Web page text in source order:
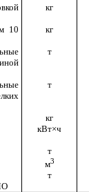
кг
10
кг
т
т
кг
кВт×ч
т
м3
т